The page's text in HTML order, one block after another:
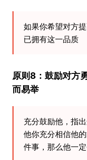
如果你希望对方
已拥有这一品质
原则8：鼓励对方
而易举
充分鼓励他，指
他你充分相信他
件事，那么他一